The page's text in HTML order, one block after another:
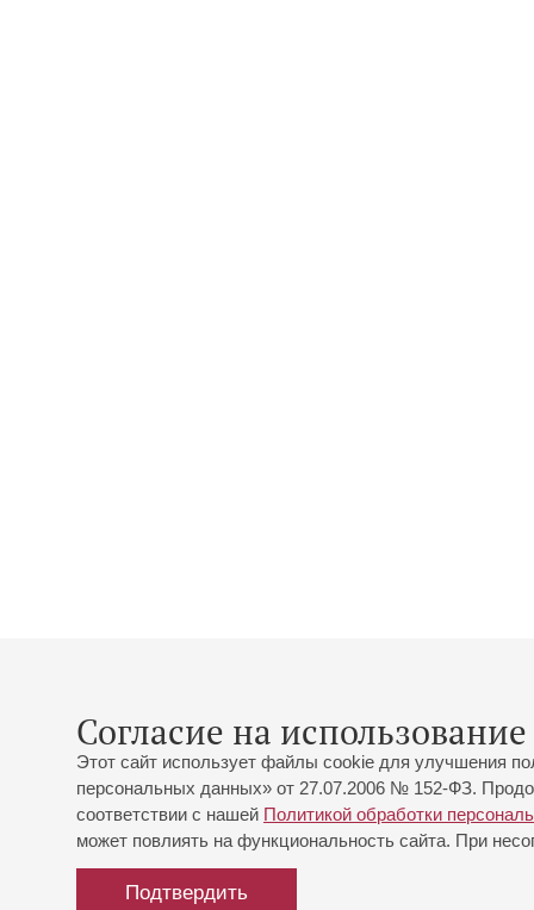
Согласие на
Этот сайт использует файлы cookie для улучшения
персональных данных» от 27.07.2006 № 152-ФЗ.
соответствии с нашей Политикой обработки
может повлиять на функциональность сайта. При
Подтвердить